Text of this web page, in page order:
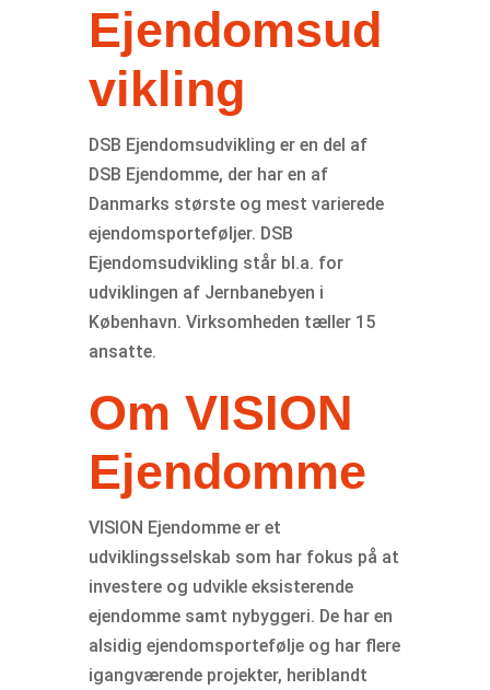
Ejendomsud
vikling
DSB Ejendomsudvikling er en del af
DSB Ejendomme, der har en af
Danmarks største og mest varierede
ejendomsporteføljer. DSB
Ejendomsudvikling står bl.a. for
udviklingen af Jernbanebyen i
København. Virksomheden tæller 15
ansatte.
Om VISION
Ejendomme
VISION Ejendomme er et
udviklingsselskab som har fokus på at
investere og udvikle eksisterende
ejendomme samt nybyggeri. De har en
alsidig ejendomsportefølje og har flere
igangværende projekter, heriblandt